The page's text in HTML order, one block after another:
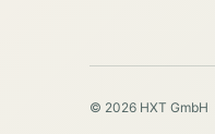
© 2026 HXT GmbH